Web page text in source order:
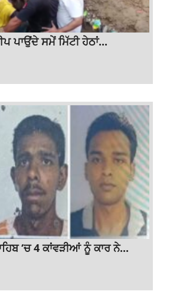
ਪਾਉਂਦੇ ਸਮੇਂ ਮਿੱਟੀ ਹੇਠਾਂ...
‘ਚ 4 ਕਾਂਵੜੀਆਂ ਨੂੰ ਕਾਰ ਨੇ...